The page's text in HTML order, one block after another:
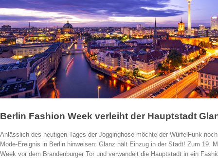
Berlin Fashion Week verleiht der Hauptstadt
Anlässlich des heutigen Tages der Jogginghose möchte der WürfelFunk
Mode-Ereignis in Berlin hinweisen: Glanz hält Einzug in der Stadt! Zum 19.
Week vor dem Brandenburger Tor und verwandelt die Hauptstadt in ein